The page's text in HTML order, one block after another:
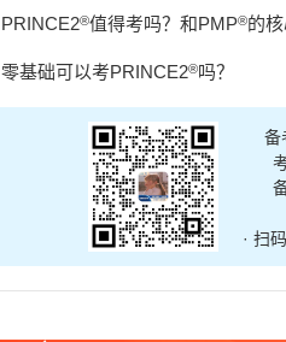
PRINCE2®值得考吗？和PMP®的
零基础可以考PRINCE2®吗？
备
· 扫